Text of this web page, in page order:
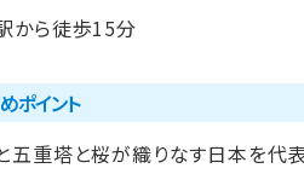
から徒歩15分
ポイント
五重塔と桜が織りなす日本を代